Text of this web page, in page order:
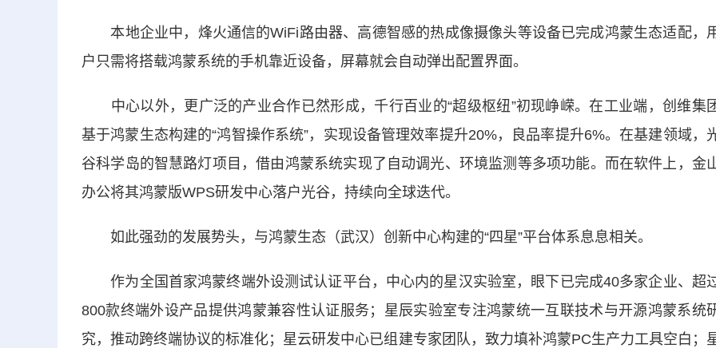
本地企业中，烽火通信的WiFi路由器、高德智感的热成像摄像头等设备已完成鸿蒙生态适配，
户只需将搭载鸿蒙系统的手机靠近设备，屏幕就会自动弹出配置界面。
中心以外，更广泛的产业合作已然形成，千行百业的“超级枢纽”初现峥嵘。在工业端，创维集
基于鸿蒙生态构建的“鸿智操作系统”，实现设备管理效率提升20%，良品率提升6%。在基建领域，
谷科学岛的智慧路灯项目，借由鸿蒙系统实现了自动调光、环境监测等多项功能。而在软件上，金
办公将其鸿蒙版WPS研发中心落户光谷，持续向全球迭代。
如此强劲的发展势头，与鸿蒙生态（武汉）创新中心构建的“四星”平台体系息息相关。
作为全国首家鸿蒙终端外设测试认证平台，中心内的星汉实验室，眼下已完成40多家企业、超
800款终端外设产品提供鸿蒙兼容性认证服务；星辰实验室专注鸿蒙统一互联技术与开源鸿蒙系统
究，推动跨终端协议的标准化；星云研发中心已组建专家团队，致力填补鸿蒙PC生产力工具空白；